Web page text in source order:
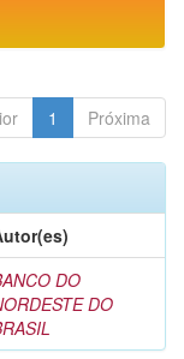
1 Próxima
DO
DO